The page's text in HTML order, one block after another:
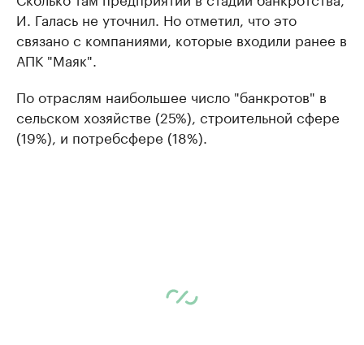
И. Галась не уточнил. Но отметил, что это
связано с компаниями, которые входили ранее в
АПК "Маяк".
По отраслям наибольшее число "банкротов" в
сельском хозяйстве (25%), строительной сфере
(19%), и потребсфере (18%).